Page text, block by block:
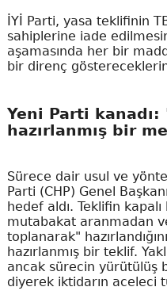
İYİ Parti, yasa teklifinin
sahiplerine iade
aşamasında her bir
bir direnç
Yeni Parti kanadı:
hazırlanmış bir
Sürece dair usul ve
Parti (CHP) Genel
hedef aldı. Teklifin
mutabakat aranmadan
toplanarak"
hazırlanmış bir teklif.
ancak sürecin yürütülüş
diyerek iktidarın aceleci